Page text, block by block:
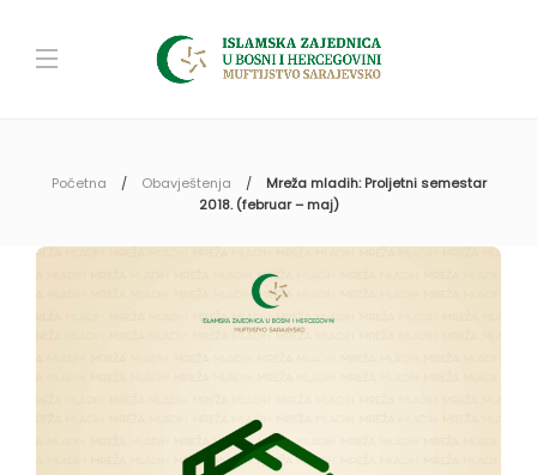
Početna Obavještenja
Mreža mladih: Proljetni semestar
2018. (februar – maj)